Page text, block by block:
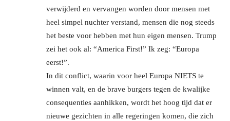
verwijderd en vervangen worden door mensen met
heel simpel nuchter verstand, mensen die nog steeds
het beste voor hebben met hun eigen mensen. Trump
zei het ook al: “America First!” Ik zeg: “Europa
eerst!”.
In dit conflict, waarin voor heel Europa NIETS te
winnen valt, en de brave burgers tegen de kwalijke
consequenties aanhikken, wordt het hoog tijd dat er
nieuwe gezichten in alle regeringen komen, die zich